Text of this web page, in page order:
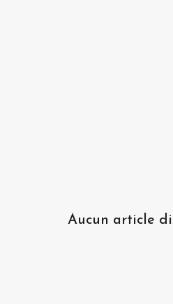
Aucun article